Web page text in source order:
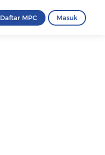
Daftar MPC Masuk